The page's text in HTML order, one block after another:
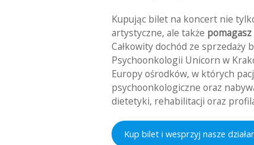
Kupując bilet na koncert nie
artystyczne, ale także
Całkowity dochód ze sprzedaży
Psychoonkologii Unicorn w
Europy ośrodków, w których
psychoonkologiczne oraz
dietetyki, rehabilitacji oraz
Kup bilet i wesprzyj nasze